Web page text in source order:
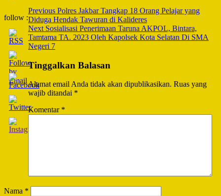
follow :
Post
Navigation
Previous Polres Jakbar Tangkap 18 Orang Pelajar yang
Diduga Hendak Tawuran di Kalideres
Next Sosialisasi Penerimaan Taruna AKPOL, Bintara,
Tamtama TA. 2023 Oleh Kapolsek Kota Selatan Di SMA
Negeri 7
Tinggalkan Balasan
Alamat email Anda tidak akan dipublikasikan. Ruas yang
wajib ditandai *
Komentar *
Nama *